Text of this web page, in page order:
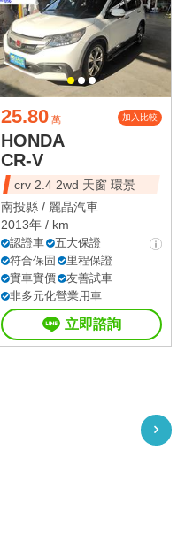
25.80 萬 加入比較
HONDA
CR-V
crv 2.4 2wd 天窗 環景
南投縣 / 麗晶汽車
2013年 / km
認證車
五大保證
符合保固
里程保證
實車實價
友善試車
非多元化營業用車
立即諮詢